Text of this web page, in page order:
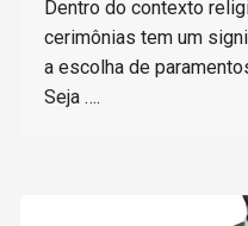
Dentro do contexto
cerimônias tem um
a escolha de
Seja ….